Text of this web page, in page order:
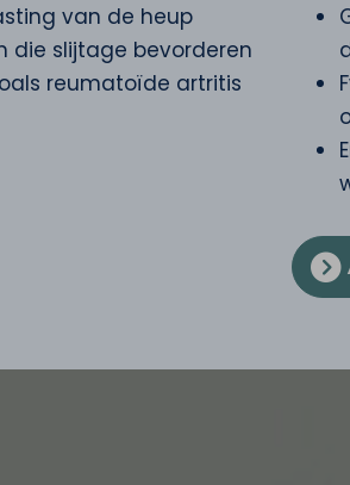
van de heup
die slijtage bevorderen
reumatoïde artritis